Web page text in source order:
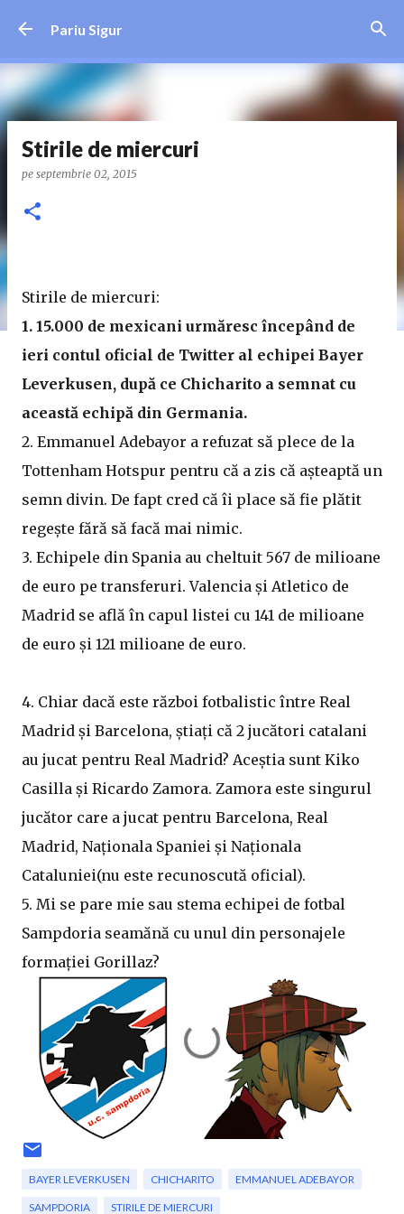
Treceți la conținutul principal
Pariu Sigur
Stirile de miercuri
pe septembrie 02, 2015
Stirile de miercuri:
1. 15.000 de mexicani urmăresc începând de
ieri contul oficial de Twitter al echipei Bayer
Leverkusen, după ce Chicharito a semnat cu
această echipă din Germania.
2. Emmanuel Adebayor a refuzat să plece de la
Tottenham Hotspur pentru că a zis că așteaptă un
semn divin. De fapt cred că îi place să fie plătit
regește fără să facă mai nimic.
3. Echipele din Spania au cheltuit 567 de milioane
de euro pe transferuri. Valencia și Atletico de
Madrid se află în capul listei cu 141 de milioane
de euro și 121 milioane de euro.
4. Chiar dacă este război fotbalistic între Real
Madrid și Barcelona, știați că 2 jucători catalani
au jucat pentru Real Madrid? Aceștia sunt Kiko
Casilla și Ricardo Zamora. Zamora este singurul
jucător care a jucat pentru Barcelona, Real
Madrid, Naționala Spaniei și Naționala
Cataluniei(nu este recunoscută oficial).
5. Mi se pare mie sau stema echipei de fotbal
Sampdoria seamănă cu unul din personajele
formației Gorillaz?
BAYER LEVERKUSEN CHICHARITO EMMANUEL ADEBAYOR
SAMPDORIA STIRILE DE MIERCURI